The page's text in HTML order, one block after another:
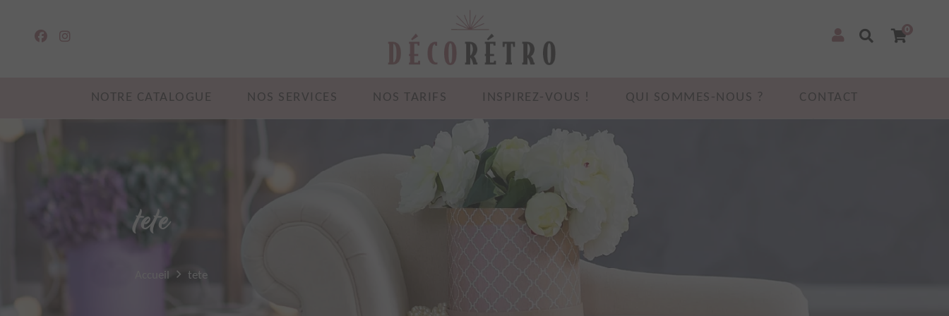
0
NOTRE CATALOGUE NOS SERVICES NOS TARIFS INSPIREZ-VOUS ! QUI SOMMES-NOUS ? CONTACT
tete
Accueil tete